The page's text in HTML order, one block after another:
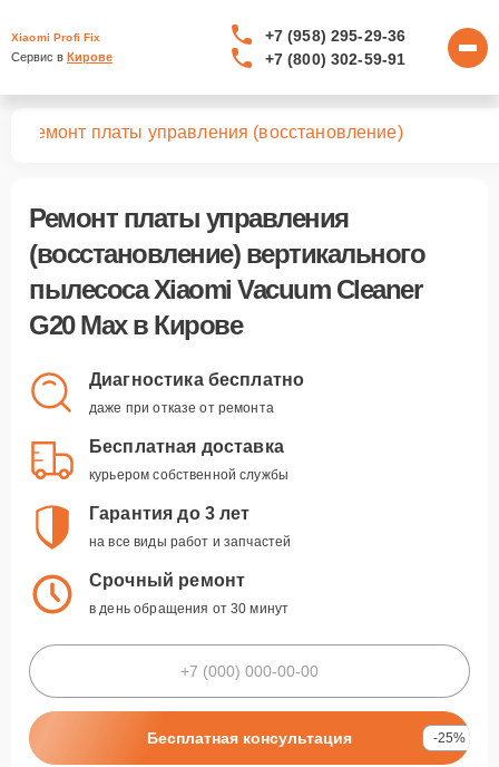
Xiaomi Profi Fix
Сервис в Кирове
+7 (958) 295-29-36
+7 (800) 302-59-91
Ремонт платы управления (восстановление)
Ремонт платы управления
(восстановление) вертикального
пылесоса Xiaomi Vacuum Cleaner
G20 Max в Кирове
Диагностика бесплатно
даже при отказе от ремонта
Бесплатная доставка
курьером собственной службы
Гарантия до 3 лет
на все виды работ и запчастей
Срочный ремонт
в день обращения от 30 минут
Бесплатная консультация -25%